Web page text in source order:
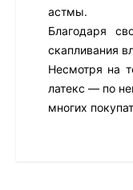
астмы.
Благодаря
скапливания
Несмотря на
латекс — по
многих